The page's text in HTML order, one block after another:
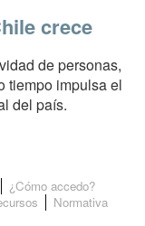
crece
de personas,
tiempo impulsa el
del país.
¿Cómo accedo?
Normativa